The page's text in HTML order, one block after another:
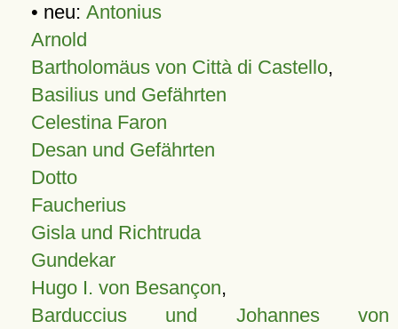
• neu: Antonius
Arnold
Bartholomäus von Città di Castello,
Basilius und Gefährten
Celestina Faron
Desan und Gefährten
Dotto
Faucherius
Gisla und Richtruda
Gundekar
Hugo I. von Besançon,
Barduccius und Johannes von